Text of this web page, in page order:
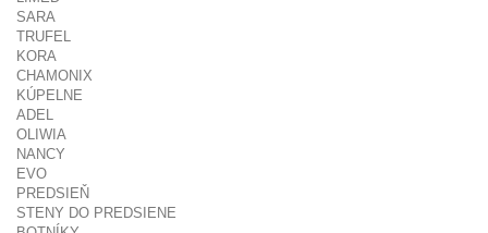
SARA
TRUFEL
KORA
CHAMONIX
KÚPELNE
ADEL
OLIWIA
NANCY
EVO
PREDSIEŇ
STENY DO PREDSIENE